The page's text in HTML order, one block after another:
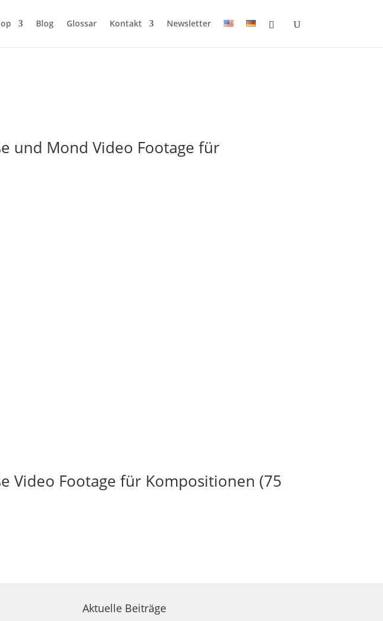
Blog Glossar Kontakt Newsletter
und Mond Video Footage für
Video Footage für Kompositionen (75
Aktuelle Beiträge